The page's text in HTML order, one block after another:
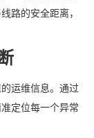
路的安全距离，
运维信息。通过
定位每一个异常